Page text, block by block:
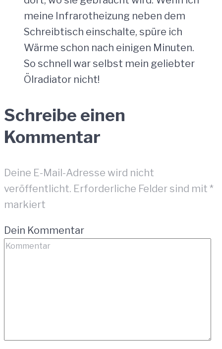
meine Infrarotheizung neben dem
Schreibtisch einschalte, spüre ich
Wärme schon nach einigen Minuten.
So schnell war selbst mein geliebter
Ölradiator nicht!
Schreibe einen
Kommentar
Deine E-Mail-Adresse wird nicht
veröffentlicht. Erforderliche Felder sind mit *
markiert
Dein Kommentar